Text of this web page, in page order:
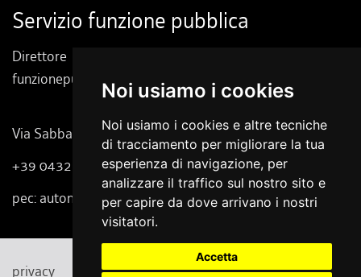
Noi usiamo i cookies
Noi usiamo i cookies e altre tecniche
di tracciamento per migliorare la tua
esperienza di navigazione, per
analizzare il traffico sul nostro sito e
per capire da dove arrivano i nostri
visitatori.
Accetta
Servizio funzione pubblica
Direttore dott. Massimo Zanelli
funzionepubblica.ud@regione.fvg.it
Via Sabbadini 31 - 33100 Udine
+39 0432 555 111
pec: autonomielocali@certregione.fvg.it
privacy cookie note legali accessibilità